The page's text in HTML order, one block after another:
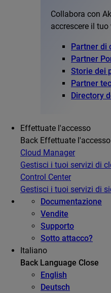
Collabora con
accrescere il
Partner di
Partner
Storie dei
Partner
Directory
Effettuate l'accesso
Back Effettuate l'accesso
Cloud Manager
Gestisci i tuoi servizi di
Control Center
Gestisci i tuoi servizi di
Documentazione
Vendite
Supporto
Sotto attacco?
Italiano
Back Language Close
English
Deutsch